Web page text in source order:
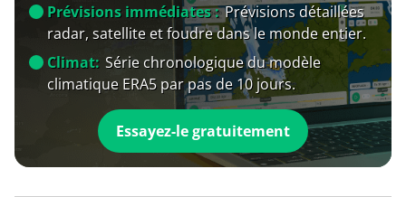
Prévisions immédiates : Prévisions détaillées
radar, satellite et foudre dans le monde entier.
Climat: Série chronologique du modèle
climatique ERA5 par pas de 10 jours.
Essayez-le gratuitement